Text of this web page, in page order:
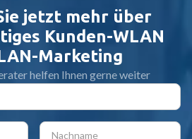
jetzt mehr über
Kunden-WLAN
Marketing
helfen Ihnen gerne weiter